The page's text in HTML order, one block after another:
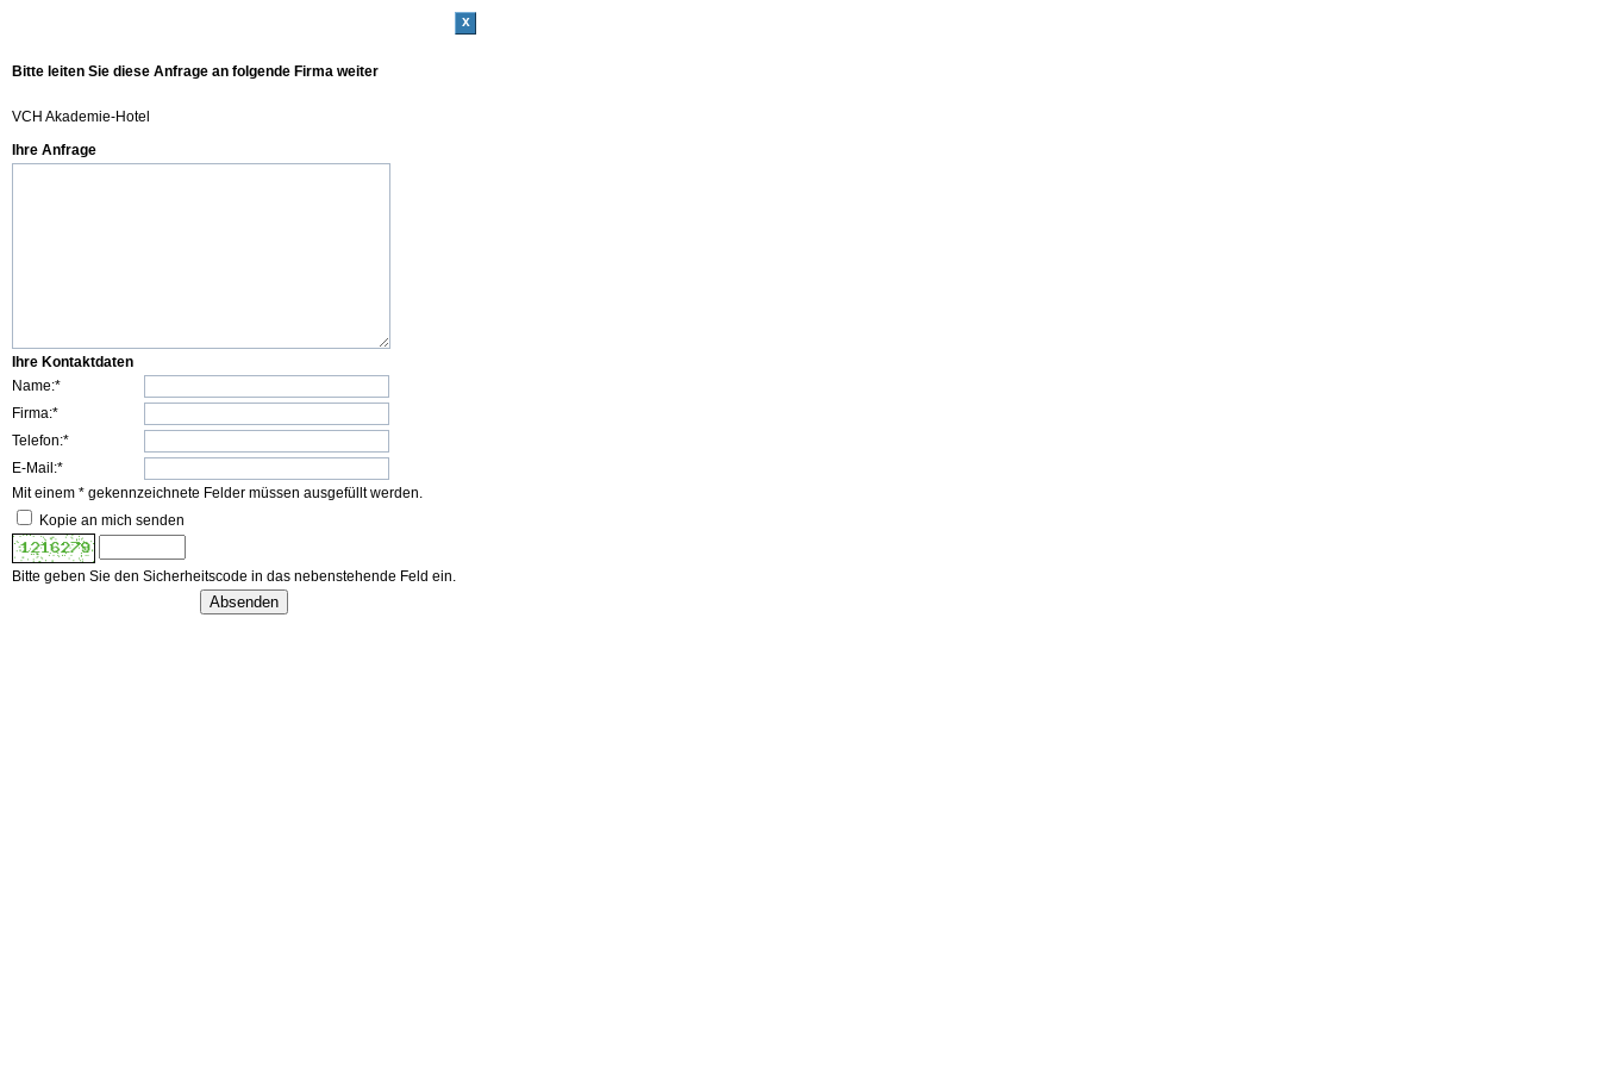
x
Bitte leiten Sie diese Anfrage an folgende Firma weiter
VCH Akademie-Hotel
Ihre Anfrage
Ihre Kontaktdaten
Name:*
Firma:*
Telefon:*
E-Mail:*
Mit einem * gekennzeichnete Felder müssen ausgefüllt werden.
Kopie an mich senden
Bitte geben Sie den Sicherheitscode in das nebenstehende Feld ein.